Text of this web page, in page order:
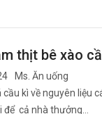
thịt bê xào
Ms. Ăn uống
cầu kì về nguyên liệu
để cả nhà thưởng…